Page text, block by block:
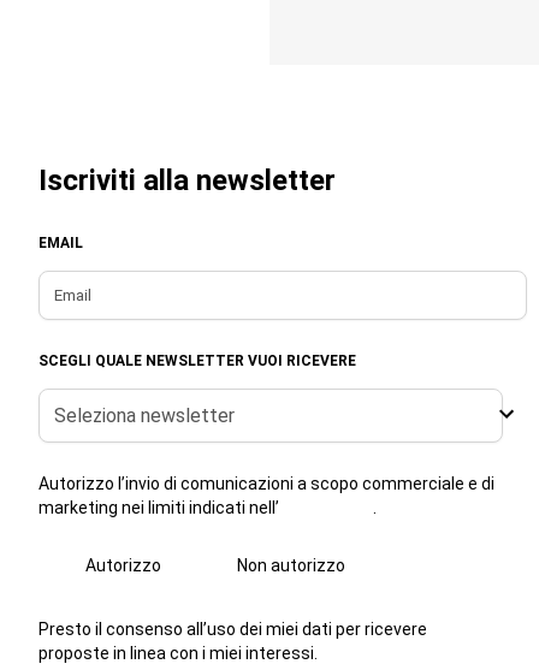
Iscriviti alla newsletter
EMAIL
SCEGLI QUALE NEWSLETTER VUOI RICEVERE
Seleziona newsletter
Autorizzo l’invio di comunicazioni a scopo commerciale e di
marketing nei limiti indicati nell’
Autorizzo Non autorizzo
Presto il consenso all’uso dei miei dati per ricevere
proposte in linea con i miei interessi.